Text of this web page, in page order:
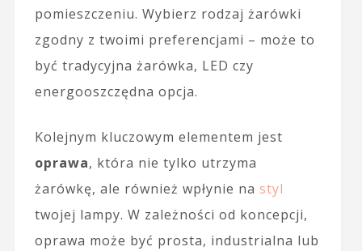
pomieszczeniu. Wybierz rodzaj żarówki
zgodny z twoimi preferencjami – może to
być tradycyjna żarówka, LED czy
energooszczędna opcja.
Kolejnym kluczowym elementem jest
oprawa, która nie tylko utrzyma
żarówkę, ale również wpłynie na styl
twojej lampy. W zależności od koncepcji,
oprawa może być prosta, industrialna lub